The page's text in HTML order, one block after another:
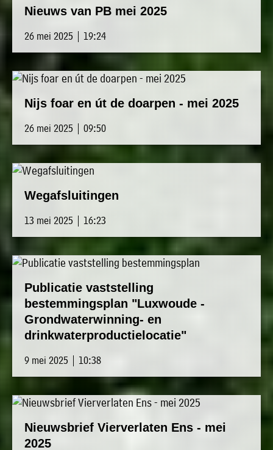
Nieuws van PB mei 2025
26 mei 2025 | 19:24
Nijs foar en út de doarpen - mei 2025
26 mei 2025 | 09:50
Wegafsluitingen
13 mei 2025 | 16:23
Publicatie vaststelling
bestemmingsplan "Luxwoude -
Grondwaterwinning- en
drinkwaterproductielocatie"
9 mei 2025 | 10:38
Nieuwsbrief Vierverlaten Ens - mei
2025